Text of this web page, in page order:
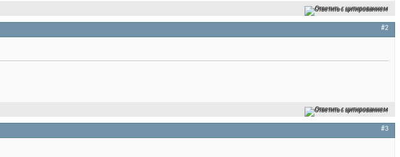
Ответить с цитированием
#2
Ответить с цитированием
#3